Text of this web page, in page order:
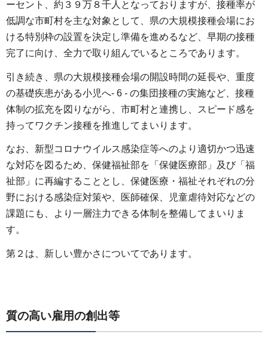
ーセント、約３９万８千人となっておりますが、接種率が
低調な市町村を主な対象として、県の大規模接種会場にお
ける特別枠の設置を決定し準備を進めるなど、早期の接種
完了に向け、全力で取り組んでいるところであります。
引き続き、県の大規模接種会場の開設時間の延長や、重度
の基礎疾患がある小児へ- 6 - の集団接種の実施など、接種
体制の拡充を図りながら、市町村と連携し、スピード感を
持ってワクチン接種を推進してまいります。
なお、新型コロナウイルス感染症等へのより適切かつ迅速
な対応を図るため、保健福祉部を「保健医療部」及び「福
祉部」に再編することとし、保健医療・福祉それぞれの分
野における感染症対策や、医師確保、児童虐待対応などの
課題にも、より一層注力できる体制を整備してまいりま
す。
第２は、新しい豊かさについてであります。
質の高い雇用の創出等